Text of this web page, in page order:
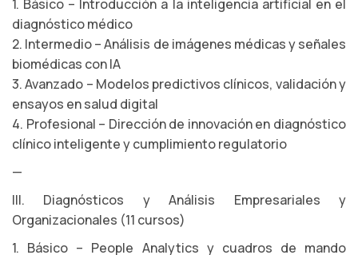
1. Básico – Introducción a la inteligencia artificial en el
diagnóstico médico
2. Intermedio – Análisis de imágenes médicas y señales
biomédicas con IA
3. Avanzado – Modelos predictivos clínicos, validación y
ensayos en salud digital
4. Profesional – Dirección de innovación en diagnóstico
clínico inteligente y cumplimiento regulatorio
—
III. Diagnósticos y Análisis Empresariales y
Organizacionales (11 cursos)
1. Básico – People Analytics y cuadros de mando